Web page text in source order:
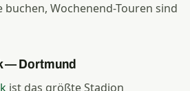
buchen, Wochenend-Touren sind
— Dortmund
ist das größte Stadion